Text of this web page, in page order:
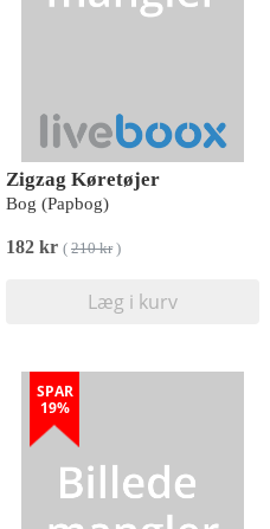
Zigzag Køretøjer
Bog (Papbog)
182 kr ( 210 kr)
Læg i kurv
SPAR
19%